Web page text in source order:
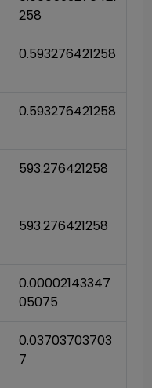
258
0.593276421258
0.593276421258
593.276421258
593.276421258
0.00002143347
05075
0.03703703703
7